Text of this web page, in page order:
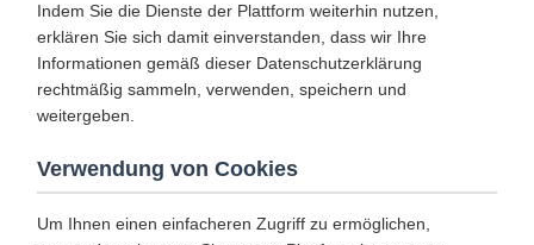
Indem Sie die Dienste der Plattform weiterhin nutzen,
erklären Sie sich damit einverstanden, dass wir Ihre
Informationen gemäß dieser Datenschutzerklärung
rechtmäßig sammeln, verwenden, speichern und
weitergeben.
Verwendung von Cookies
Um Ihnen einen einfacheren Zugriff zu ermöglichen,